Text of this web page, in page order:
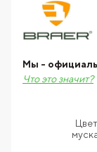
Мы -
Что это значит?